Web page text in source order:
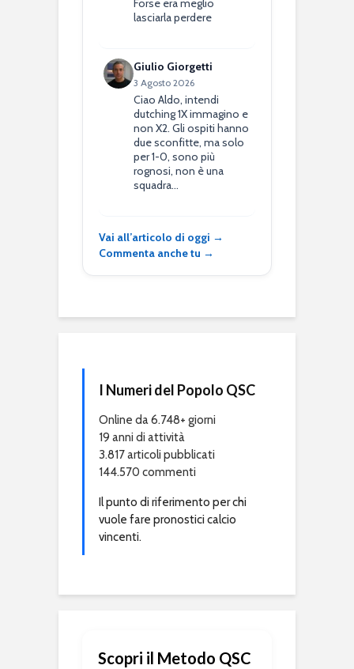
Forse era meglio
lasciarla perdere
Giulio Giorgetti
3 Agosto 2026
Ciao Aldo, intendi
dutching 1X immagino e
non X2. Gli ospiti hanno
due sconfitte, ma solo
per 1-0, sono più
rognosi, non è una
squadra…
Vai all’articolo di oggi →
Commenta anche tu →
I Numeri del Popolo QSC
Online da 6.748+ giorni
19 anni di attività
3.817 articoli pubblicati
144.570 commenti
Il punto di riferimento per chi
vuole fare pronostici calcio
vincenti.
Scopri il Metodo QSC